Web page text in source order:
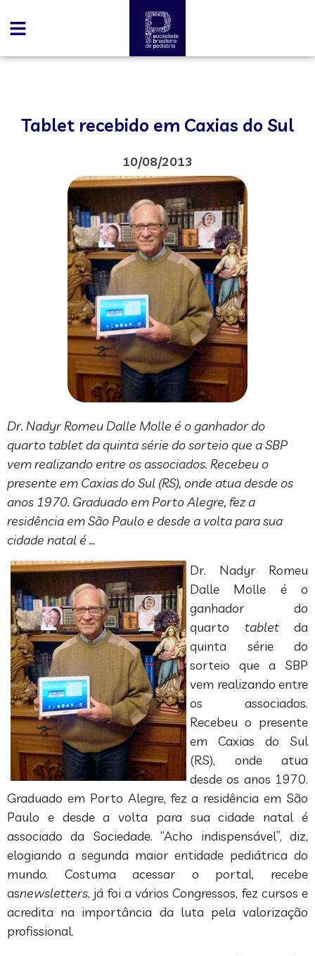
Tablet recebido em Caxias do Sul
10/08/2013
Dr. Nadyr Romeu Dalle Molle é o ganhador do
quarto tablet da quinta série do sorteio que a SBP
vem realizando entre os associados. Recebeu o
presente em Caxias do Sul (RS), onde atua desde os
anos 1970. Graduado em Porto Alegre, fez a
residência em São Paulo e desde a volta para sua
cidade natal é …
Dr. Nadyr Romeu
Dalle Molle é o
ganhador do
quarto tabletda
quinta série do
sorteio que a SBP
vem realizando entre
os associados.
Recebeu o presente
em Caxias do Sul
(RS), onde atua
desde os anos 1970.
Graduado em Porto Alegre, fez a residência em São
Paulo e desde a volta para sua cidade natal é
associado da Sociedade. “Acho indispensável”, diz,
elogiando a segunda maior entidade pediátrica do
mundo. Costuma acessar o portal, recebe
asnewsletters, já foi a vários Congressos, fez cursos e
acredita na importância da luta pela valorização
profissional.